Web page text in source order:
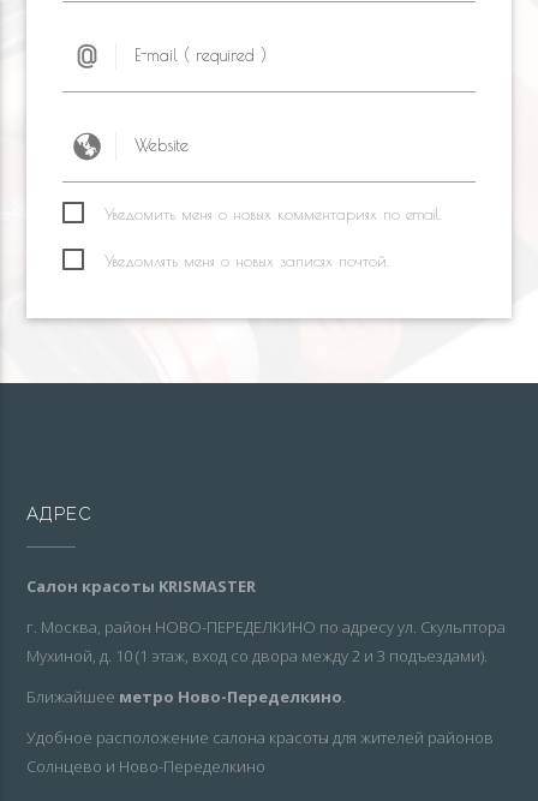
Уведомить меня о новых комментариях по email.
Уведомлять меня о новых записях почтой.
АДРЕС
Салон красоты KRISMASTER
г. Москва, район НОВО-ПЕРЕДЕЛКИНО по адресу ул. Скульптора
Мухиной, д. 10 (1 этаж, вход со двора между 2 и 3 подъездами).
Ближайшее метро Ново-Переделкино.
Удобное расположение салона красоты для жителей районов
Солнцево и Ново-Переделкино